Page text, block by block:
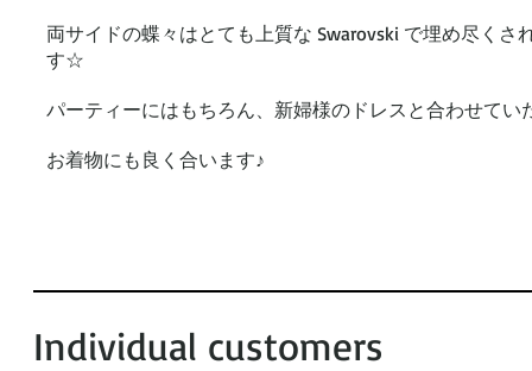
両サイドの蝶々はとても上質な Swarovski で埋め尽くさ
す☆
パーティーにはもちろん、新婦様のドレスと合わせて
お着物にも良く合います♪
Individual customers